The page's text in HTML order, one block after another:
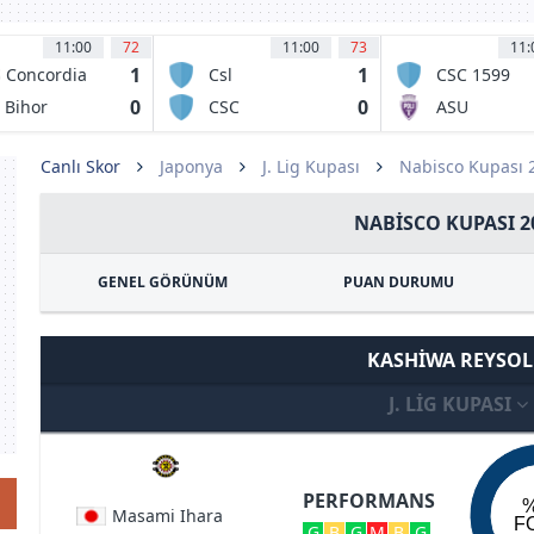
11:00 72
Concordia
1
Bihor
0
11:00 73
Csl
Stefanestii de
1
CSC
0
CSC 1599
Selimbar
ASU
Timisoara
Canlı Skor Japonya J. Lig Kupası Nabisco Kupası
NABISCO KUPASI
GENEL GÖRÜNÜM PUAN DURUMU
KASHIWA REYSOL
J. LIG KUPASI
Masami Ihara
PERFORMANS